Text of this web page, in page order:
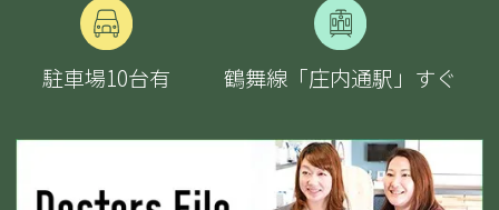
駐車場10台有 鶴舞線「庄内通駅」すぐ